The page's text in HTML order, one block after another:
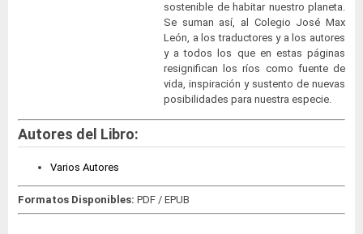
sostenible de habitar nuestro planeta.
Se suman así, al Colegio José Max
León, a los traductores y a los autores
y a todos los que en estas páginas
resignifican los ríos como fuente de
vida, inspiración y sustento de nuevas
posibilidades para nuestra especie.
Autores del Libro:
Varios Autores
Formatos Disponibles: PDF / EPUB